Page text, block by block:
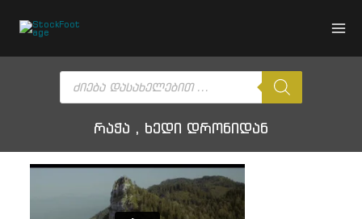
content
Products
search
რაჭა , ხედი დრონიდან